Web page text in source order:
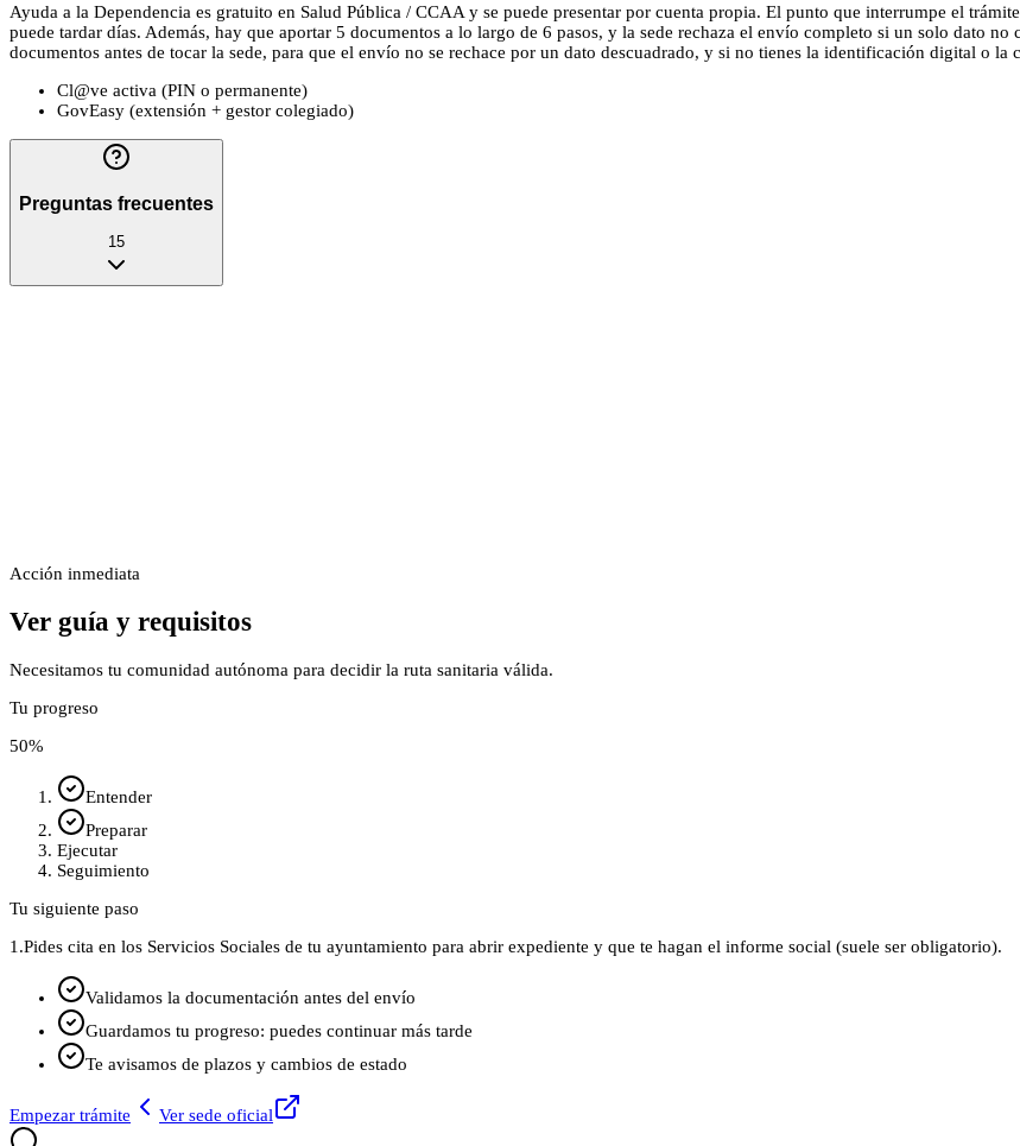
Ayuda a la Dependencia es gratuito en Salud Pública / CCAA y se puede presentar por cuenta propia. El punto que interrumpe el
puede tardar días. Además, hay que aportar 5 documentos a lo largo de 6 pasos, y la sede rechaza el envío completo si un solo dato
documentos antes de tocar la sede, para que el envío no se rechace por un dato descuadrado, y si no tienes la identificación digital o
Cl@ve activa (PIN o permanente)
GovEasy (extensión + gestor colegiado)
Preguntas frecuentes
15
Acción inmediata
Ver guía y requisitos
Necesitamos tu comunidad autónoma para decidir la ruta sanitaria válida.
Tu progreso
50%
Entender
Preparar
Ejecutar
Seguimiento
Tu siguiente paso
1.Pides cita en los Servicios Sociales de tu ayuntamiento para abrir expediente y que te hagan el informe social (suele ser obligatorio).
Validamos la documentación antes del envío
Guardamos tu progreso: puedes continuar más tarde
Te avisamos de plazos y cambios de estado
Empezar trámite Ver sede oficial